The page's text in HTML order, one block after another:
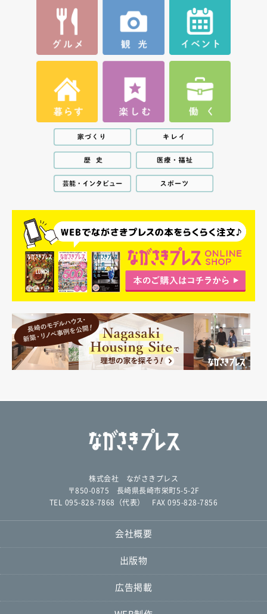
株式会社 ながさきプレス
〒850-0875 長崎県長崎市栄町5-5-2F
TEL 095-828-7868（代表） FAX 095-828-7856
会社概要
出版物
広告掲載